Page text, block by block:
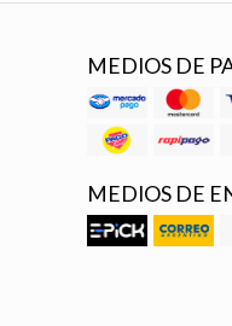
MEDIOS DE
MEDIOS DE